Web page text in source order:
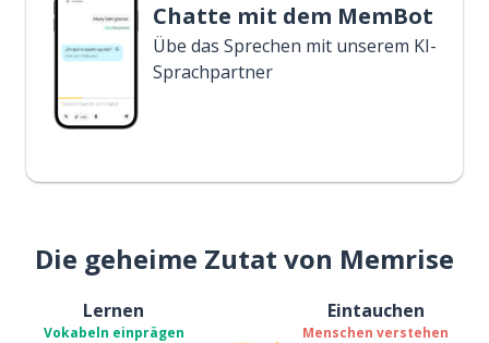
Chatte mit dem MemBot
Übe das Sprechen mit unserem KI-
Sprachpartner
Die geheime Zutat von Memrise
Lernen
Vokabeln einprägen
Eintauchen
Menschen verstehen